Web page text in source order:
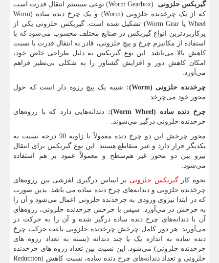
گیربکس حلزونی
(Worm Gearbox)نوعی سیستم انتقال قدرت است
که از یک چرخدنده حلزونی (Worm) و یک چرخ دنده ساده (Worm
Wheel یا Worm Gear) تشکیل شده است. گیربکس حلزونی یکی از
پرکاربردترین انواع گیربکس در صنایع مختلف محسوب می‌شود که با
استفاده از مکانیزم چرخ و پیچ حلزونی، قادر به انتقال قدرت با نسبت
کاهش بالا می‌باشد. این نوع گیربکس به دلیل طراحی خاص خود،
امکان کاهش دور و افزایش گشتاور را به شکلی بی‌نظیر فراهم
می‌آورد.
چرخدنده حلزونی (Worm
): شبیه یک پیچ رزوه دار است که حول
محور خود می‌چرخد.
چرخ دنده ساده (Worm Wheel
): دندانه‌هایی دارد که با رزوه‌های
چرخدنده حلزونی درگیر می‌شوند.
محور چرخش این دو چرخ دنده معمولاً با زاویه 90 درجه نسبت به
یکدیگر قرار دارد و غیر متقاطع هستند. این نوع گیربکس برای انتقال
نیرو بین دو محور غیر هم‌سطح و معمولاً عمود بر هم استفاده
می‌شود.
نحوه کارگیربکس حلزونی بر اساس درگیری لغزشی بین رزوه‌های
چرخدنده حلزونی و دندانه‌های چرخ دنده ساده می باشد. بدین صورت
که در ابتدا نیروی ورودی به چرخدنده حلزونی اعمال می‌شود و آن را
به چرخش در می‌آورد. سپس با چرخش چرخدنده حلزونی، رزوه‌های
آن با دندانه‌های چرخ دنده ساده درگیر شده و آن را به حرکت در
می‌آورند. هر دور کامل چرخش چرخدنده حلزونی باعث حرکت چرخ
دنده ساده به اندازه یک یا چند دندانه (بسته به تعداد رزوه های
چرخدنده حلزونی) می‌شود. این نسبت بین تعداد رزوه های چرخدنده
حلزونی و تعداد دندانه‌های چرخ دنده ساده، نسبت کاهش (Reduction